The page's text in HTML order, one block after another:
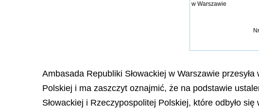
w Warszawie
Ambasada Republiki Słowackiej w Warszawie
Polskiej i ma zaszczyt oznajmić, że na podstawie
Słowackiej i Rzeczypospolitej Polskiej, które odbyło